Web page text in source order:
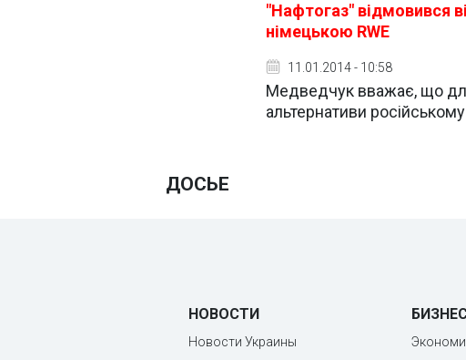
"Нафтогаз" відмовився
німецькою RWE
11.01.2014 - 10:58
Медведчук вважає, що
альтернативи російському
ДОСЬЕ
НОВОСТИ
Новости Украины